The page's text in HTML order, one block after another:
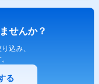
す。（東京） ◆備考 ・
服装自由 ・自由休憩制
等の休憩が取れる制度)
せんか？
込み、
る